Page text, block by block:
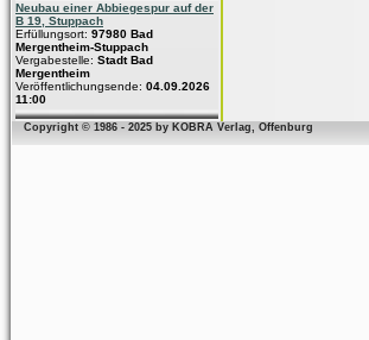
Neubau einer Abbiegespur auf der
B 19, Stuppach
Erfüllungsort: 97980 Bad
Mergentheim-Stuppach
Vergabestelle: Stadt Bad
Mergentheim
Veröffentlichungsende: 04.09.2026
11:00
Copyright © 1986 - 2025 by KOBRA Verlag, Offenburg